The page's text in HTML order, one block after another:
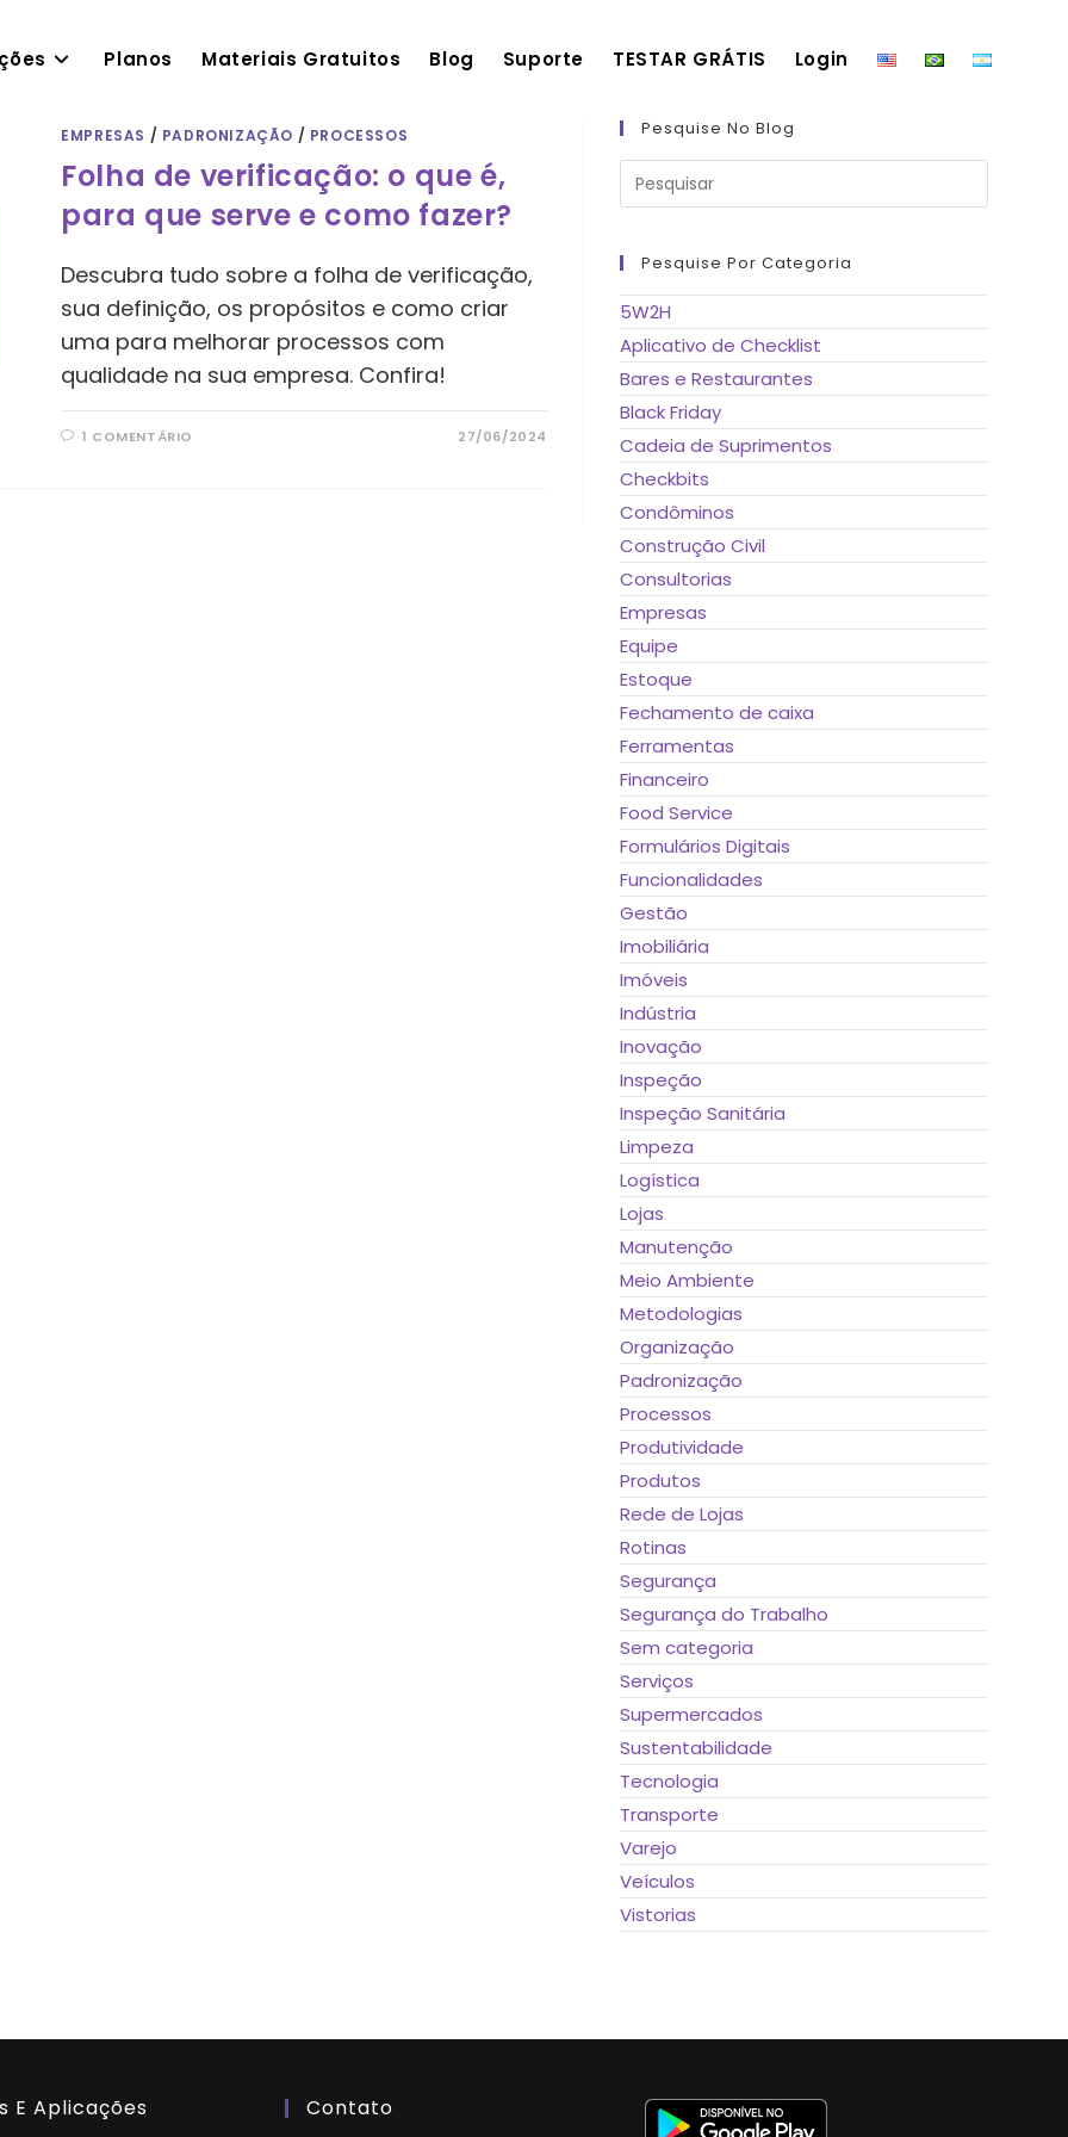
Planos Materiais Gratuitos Blog Suporte TESTAR GRÁTIS Login
EMPRESAS / PADRONIZAÇÃO / PROCESSOS
Folha de verificação: o que é,
para que serve e como fazer?
Descubra tudo sobre a folha de verificação,
sua definição, os propósitos e como criar
uma para melhorar processos com
qualidade na sua empresa. Confira!
1 COMENTÁRIO 27/06/2024
Pesquise No Blog
Pressione
tecla
Pesquise Por Categoria
5W2H
Aplicativo de Checklist
Bares e Restaurantes
Black Friday
Cadeia de Suprimentos
Checkbits
Condôminos
Construção Civil
Consultorias
Empresas
Equipe
Estoque
Fechamento de caixa
Ferramentas
Financeiro
Food Service
Formulários Digitais
Funcionalidades
Gestão
Imobiliária
Imóveis
Indústria
Inovação
Inspeção
Inspeção Sanitária
Limpeza
Logística
Lojas
Manutenção
Meio Ambiente
Metodologias
Organização
Padronização
Processos
Produtividade
Produtos
Rede de Lojas
Rotinas
Segurança
Segurança do Trabalho
Sem categoria
Serviços
Supermercados
Sustentabilidade
Tecnologia
Transporte
Varejo
Veículos
Vistorias
E Aplicações Contato